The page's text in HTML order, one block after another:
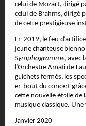
celui de Mozart, dirigé
celui de Brahms, dirigé
de cette prestigieuse
En 2019, le feu
jeune chanteuse
Symphogramme, avec
l’Orchestre Amati de
guichets fermés, les
en bout du concert
cette nouvelle étoile de
musique classique.
Janvier 2020